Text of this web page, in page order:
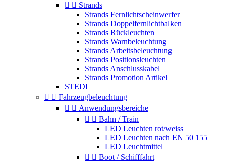
  Strands
Strands Fernlichtscheinwerfer
Strands Doppelfernlichtbalken
Strands Rückleuchten
Strands Warnbeleuchtung
Strands Arbeitsbeleuchtung
Strands Positionsleuchten
Strands Anschlusskabel
Strands Promotion Artikel
STEDI
  Fahrzeugbeleuchtung
  Anwendungsbereiche
  Bahn / Train
LED Leuchten rot/weiss
LED Leuchten nach EN 50 155
LED Leuchtmittel
  Boot / Schifffahrt